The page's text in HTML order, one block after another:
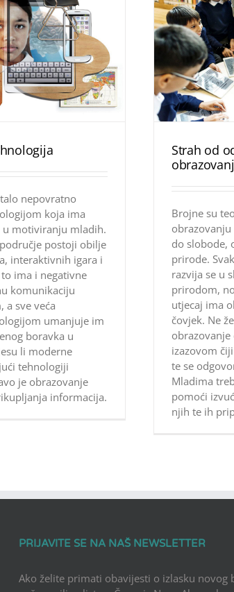
nepovratno
koja ima
motiviranju mladih.
postoji obilje
interaktivnih igara i
ima i negativne
komunikaciju
a sve veća
umanjuje im
boravka u
li moderne
tehnologiji
je obrazovanje
informacija.
Strah od
Brojne su
do slobode,
prirode.
razvija se u
prirodom,
utjecaj ima
čovjek. Ne
obrazovanje
izazovom
te se
Mladima
pomoći
njih te ih
PRIJAVITE SE NA NAŠ NEWSLETTER
Ako želite primati obavijesti o izlasku novog